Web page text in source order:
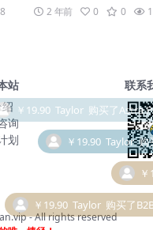
8 2 年前 0 0
站
询
划
联系
- All rights reserved
￥19.90 Taylor 购
￥
￥19.90 Taylor 购买了